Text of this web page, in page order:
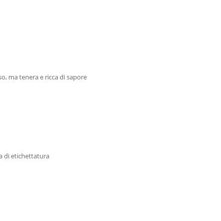
ma tenera e ricca di sapore
di etichettatura